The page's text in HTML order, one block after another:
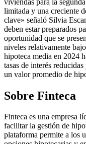
limitada y una creciente
clave» señaló Silvia
deben estar preparados
oportunidad que se
niveles relativamente
hipoteca media en 2024
tasas de interés
un valor promedio de
Sobre Finteca
Finteca es una empresa
facilitar la gestión de
plataforma permite a los